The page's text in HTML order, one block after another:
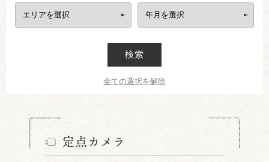
検索
全ての選択を解除
定点カメラ